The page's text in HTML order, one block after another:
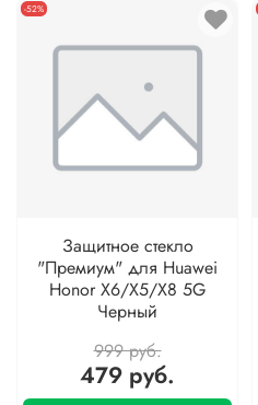
-52%
Защитное стекло
"Премиум" для Huawei
Honor X6/X5/X8 5G
Черный
999 руб.
479 руб.